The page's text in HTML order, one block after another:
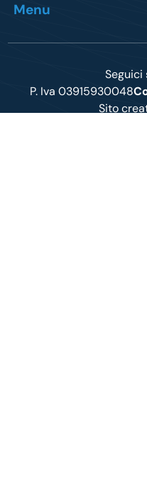
Menu
Seguici
P. Iva 03915930048
Sito